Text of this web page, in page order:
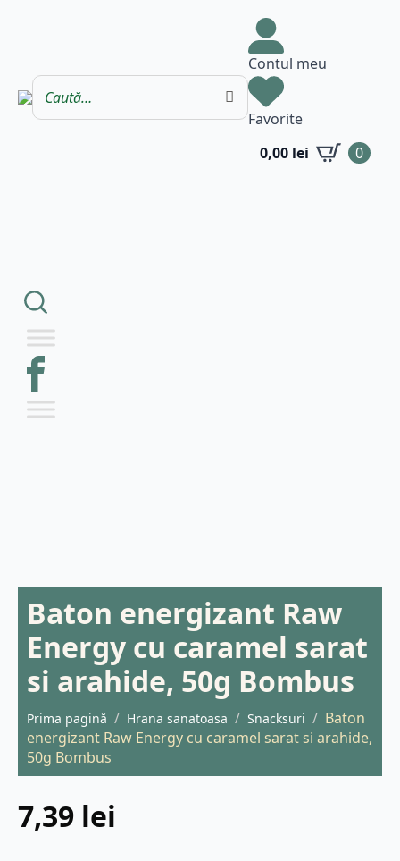
Contul meu
Favorite
0,00 lei 0
Baton energizant Raw
Energy cu caramel sarat
si arahide, 50g Bombus
Prima pagină Hrana sanatoasa Snacksuri
Baton
energizant Raw Energy cu caramel sarat si arahide,
50g Bombus
7,39 lei